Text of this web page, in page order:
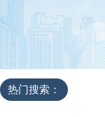
热门搜索：